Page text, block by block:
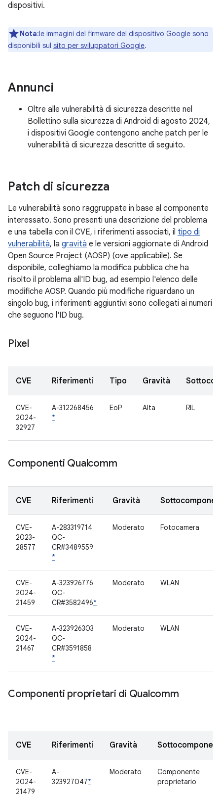
dispositivi.
Nota:le immagini del firmware del dispositivo Google sono
disponibili sul sito per sviluppatori Google.
Annunci
Oltre alle vulnerabilità di sicurezza descritte nel
Bollettino sulla sicurezza di Android di agosto 2024,
i dispositivi Google contengono anche patch per le
vulnerabilità di sicurezza descritte di seguito.
Patch di sicurezza
Le vulnerabilità sono raggruppate in base al componente
interessato. Sono presenti una descrizione del problema
e una tabella con il CVE, i riferimenti associati, il tipo di
vulnerabilità, la gravità e le versioni aggiornate di Android
Open Source Project (AOSP) (ove applicabile). Se
disponibile, colleghiamo la modifica pubblica che ha
risolto il problema all'ID bug, ad esempio l'elenco delle
modifiche AOSP. Quando più modifiche riguardano un
singolo bug, i riferimenti aggiuntivi sono collegati ai numeri
che seguono l'ID bug.
Pixel
CVE Riferimenti Tipo Gravità
CVE-
2024-
32927
A-312268456
*
EoP Alta RIL
Componenti Qualcomm
CVE Riferimenti Gravità
CVE-
2023-
28577
A-283319714
QC-
CR#3489559
*
Moderato Fotocamera
CVE-
2024-
21459
A-323926776
QC-
CR#3582496*
Moderato WLAN
CVE-
2024-
21467
A-323926303
QC-
CR#3591858
*
Moderato WLAN
Componenti proprietari di Qualcomm
CVE Riferimenti Gravità
CVE-
2024-
21479
A-
323927047*
Moderato
Componente
proprietario